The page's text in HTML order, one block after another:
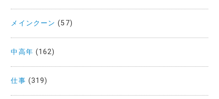
メインクーン (57)
中高年 (162)
仕事 (319)